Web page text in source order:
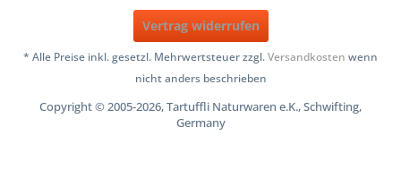
Vertrag widerrufen
* Alle Preise inkl. gesetzl. Mehrwertsteuer zzgl.Versandkosten wenn
nicht anders beschrieben
Copyright © 2005-2026, Tartuffli Naturwaren e.K., Schwifting,
Germany